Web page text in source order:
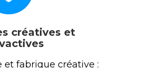
créatives et
et fabrique créative :